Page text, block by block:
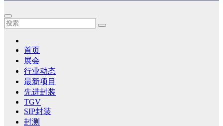
首页
展会
行业动态
最新项目
先进封装
TGV
SIP封装
封测